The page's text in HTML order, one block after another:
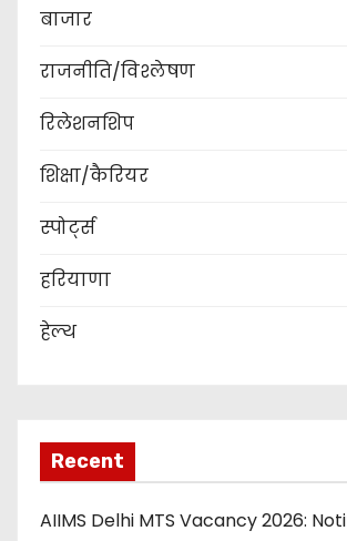
बाजार
राजनीति/विश्लेषण
रिलेशनशिप
शिक्षा/कैरियर
स्पोर्ट्स
हरियाणा
हेल्थ
Recent
AIIMS Delhi MTS Vacancy 2026: